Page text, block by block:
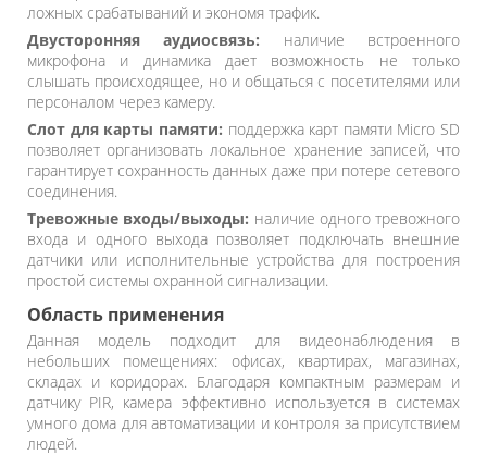
ложных срабатываний и экономя трафик.
Двусторонняя аудиосвязь: наличие встроенного
микрофона и динамика дает возможность не только
слышать происходящее, но и общаться с посетителями или
персоналом через камеру.
Слот для карты памяти: поддержка карт памяти Micro SD
позволяет организовать локальное хранение записей, что
гарантирует сохранность данных даже при потере сетевого
соединения.
Тревожные входы/выходы: наличие одного тревожного
входа и одного выхода позволяет подключать внешние
датчики или исполнительные устройства для построения
простой системы охранной сигнализации.
Область применения
Данная модель подходит для видеонаблюдения в
небольших помещениях: офисах, квартирах, магазинах,
складах и коридорах. Благодаря компактным размерам и
датчику PIR, камера эффективно используется в системах
умного дома для автоматизации и контроля за присутствием
людей.